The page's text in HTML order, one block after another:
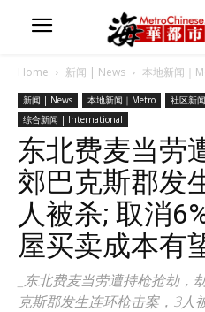
Home 新闻 | News 本地新闻｜
新闻 | News 本地新闻｜Metro 社区新
综合新闻 | International
东北费麦当劳
郊巴克斯郡发
人被杀; 取消
屋买卖成本有
_东北费麦当劳遭持枪抢劫，
克斯郡发生连环枪击案，3人